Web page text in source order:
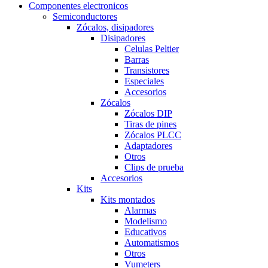
Componentes electronicos
Semiconductores
Zócalos, disipadores
Disipadores
Celulas Peltier
Barras
Transistores
Especiales
Accesorios
Zócalos
Zócalos DIP
Tiras de pines
Zócalos PLCC
Adaptadores
Otros
Clips de prueba
Accesorios
Kits
Kits montados
Alarmas
Modelismo
Educativos
Automatismos
Otros
Vumeters